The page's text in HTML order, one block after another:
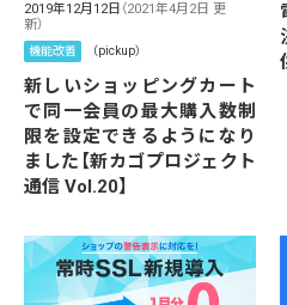
2019年12月12日 （2021年4月2日 更
新）
機能改善 （pickup）
新しいショッピングカート
で同一会員の最大購入数制
限を設定できるようになり
ました【新カゴプロジェクト
通信 Vol.20】